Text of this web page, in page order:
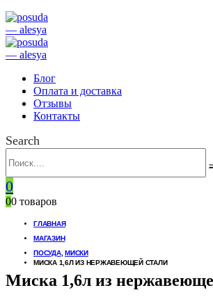
Блог
Оплата и доставка
Отзывы
Контакты
Search
0
00 товаров
ГЛАВНАЯ
МАГАЗИН
ПОСУДА, МИСКИ
МИСКА 1,6Л ИЗ НЕРЖАВЕЮЩЕЙ СТАЛИ
Миска 1,6л из